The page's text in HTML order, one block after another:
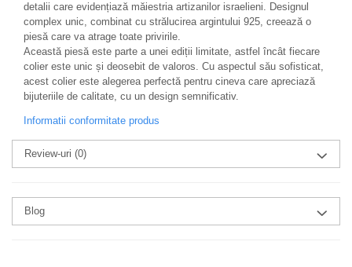
detalii care evidențiază măiestria artizanilor israelieni. Designul
complex unic, combinat cu strălucirea argintului 925, creează o
piesă care va atrage toate privirile.
Această piesă este parte a unei ediții limitate, astfel încât fiecare
colier este unic și deosebit de valoros. Cu aspectul său sofisticat,
acest colier este alegerea perfectă pentru cineva care apreciază
bijuteriile de calitate, cu un design semnificativ.
Informatii conformitate produs
Review-uri (0)
Blog